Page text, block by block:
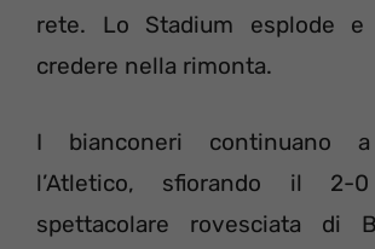
rete. Lo Stadium esplode e
credere nella rimonta.
I bianconeri continuano a
l’Atletico, sfiorando il
spettacolare rovesciata di